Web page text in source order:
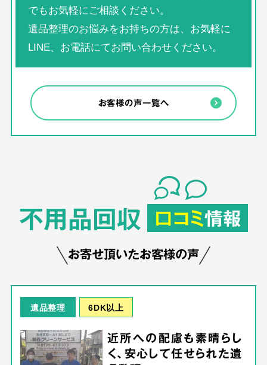
でもお気軽にご相談ください。
遺品整理のお悩みをお持ちの方は、お気軽に
LINE、お電話にてお問い合わせください。
お客様の声一覧へ
不用品回収 口コミ情報
お寄せ頂いたお客様の声
遺品整理 6DK以上
近所への配慮も素晴らし
く、安心して任せられた遺